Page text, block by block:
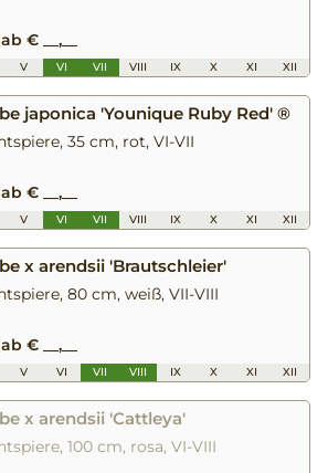
ab € __,__
V VI VII VIII IX X XI XII
japonica 'Younique Ruby Red' ®
35 cm, rot, VI-VII
ab € __,__
V VI VII VIII IX X XI XII
x arendsii 'Brautschleier'
80 cm, weiß, VII-VIII
ab € __,__
V VI VII VIII IX X XI XII
x arendsii 'Cattleya'
100 cm, rosa, VI-VIII